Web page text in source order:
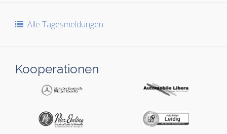
Alle Tagesmeldungen
Kooperationen